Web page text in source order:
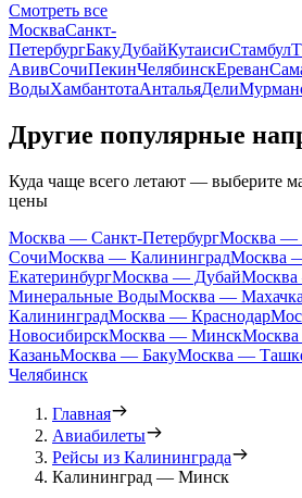
Смотреть все
МоскваСанкт-
ПетербургБакуДубайКутаисиСтамбул
АвивСочиПекинЧелябинскЕреван
ВодыХамбантотаАнтальяДели
Другие популярные
Куда чаще всего летают — выберите
цены
Москва — Санкт-ПетербургМосква —
СочиМосква — КалининградМосква
ЕкатеринбургМосква — Дубай
Минеральные ВодыМосква —
КалининградМосква — Краснодар
НовосибирскМосква — Минск
КазаньМосква — БакуМосква —
Челябинск
Главная
Авиабилеты
Рейсы из Калининграда
Калининград — Минск